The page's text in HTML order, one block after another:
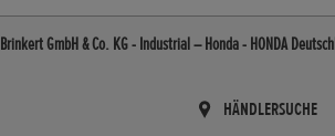
Brinkert GmbH & Co. KG - Industrial – Honda - HONDA
HÄNDLERSUCHE